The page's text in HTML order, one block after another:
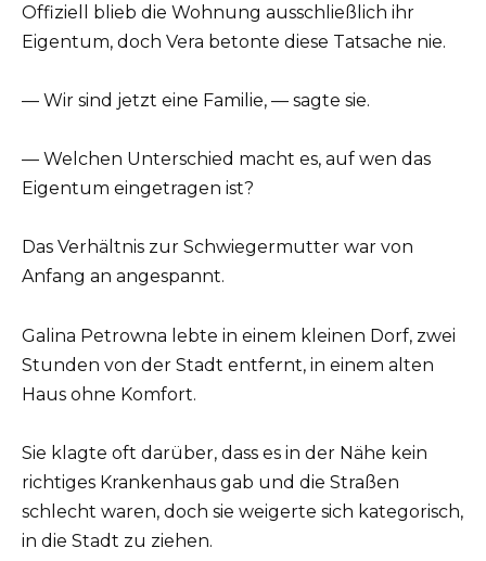
Offiziell blieb die Wohnung ausschließlich ihr
Eigentum, doch Vera betonte diese Tatsache nie.
— Wir sind jetzt eine Familie, — sagte sie.
— Welchen Unterschied macht es, auf wen das
Eigentum eingetragen ist?
Das Verhältnis zur Schwiegermutter war von
Anfang an angespannt.
Galina Petrowna lebte in einem kleinen Dorf, zwei
Stunden von der Stadt entfernt, in einem alten
Haus ohne Komfort.
Sie klagte oft darüber, dass es in der Nähe kein
richtiges Krankenhaus gab und die Straßen
schlecht waren, doch sie weigerte sich kategorisch,
in die Stadt zu ziehen.